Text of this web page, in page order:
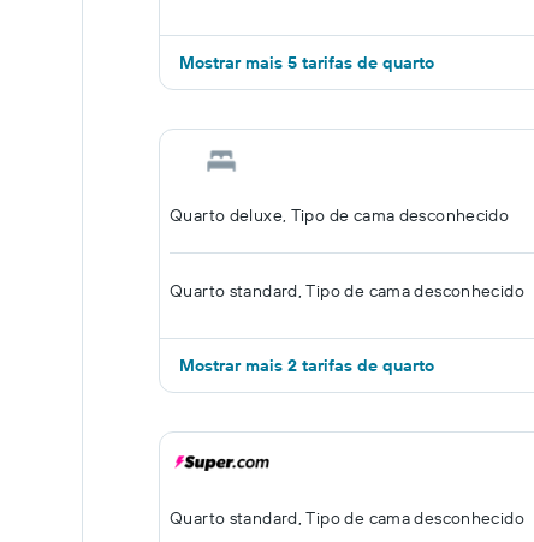
Mostrar mais 5 tarifas de quarto
Quarto deluxe, Tipo de cama desconhecido
Quarto standard, Tipo de cama desconhecido
Mostrar mais 2 tarifas de quarto
Quarto standard, Tipo de cama desconhecido